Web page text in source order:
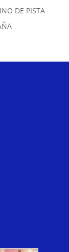
DE PISTA